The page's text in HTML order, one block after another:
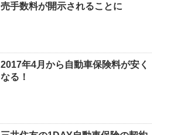
売手数料が開示されることに
2017年4月から自動車保険料が安く
なる！